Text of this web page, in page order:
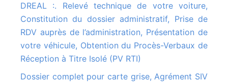
DREAL :. Relevé technique de votre voiture,
Constitution du dossier administratif, Prise de
RDV auprès de l’administration, Présentation de
votre véhicule, Obtention du Procès-Verbaux de
Réception à Titre Isolé (PV RTI)
Dossier complet pour carte grise, Agrément SIV